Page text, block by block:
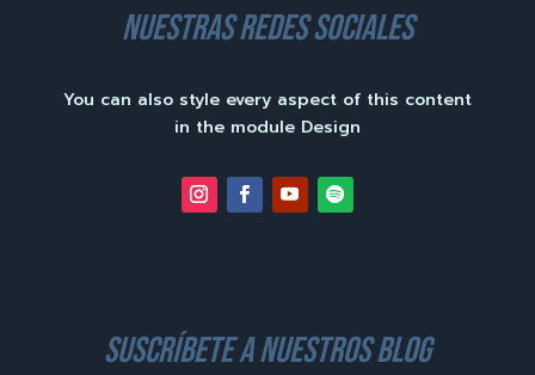
nuestras redes sociales
You can also style every aspect of this content
in the module Design
suscríbete a nuestros blog